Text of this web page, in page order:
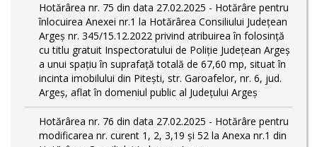
Hotărârea nr. 75 din data 27.02.2025 - Hotărâre pentru
înlocuirea Anexei nr.1 la Hotărârea Consiliului Județean
Argeș nr. 345/15.12.2022 privind atribuirea în folosință
cu titlu gratuit Inspectoratului de Poliție Județean Argeș
a unui spațiu în suprafață totală de 67,60 mp, situat în
incinta imobilului din Pitești, str. Garoafelor, nr. 6, jud.
Argeș, aflat în domeniul public al Județului Argeș
Hotărârea nr. 76 din data 27.02.2025 - Hotărâre pentru
modificarea nr. curent 1, 2, 3,19 și 52 la Anexa nr.1 din